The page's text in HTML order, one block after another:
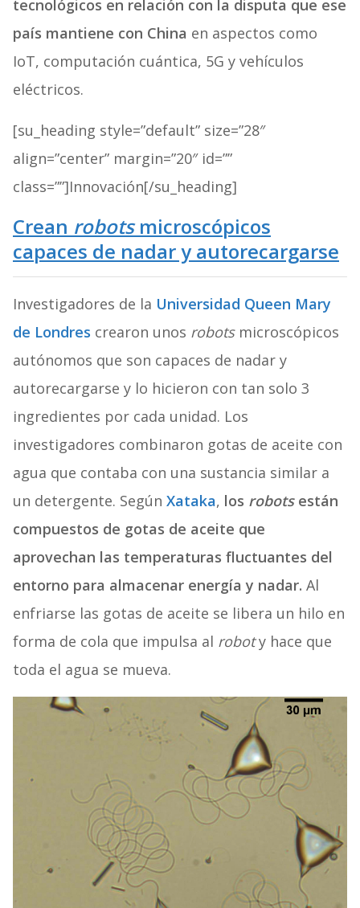
tecnológicos en relación con la disputa que ese
país mantiene con China en aspectos como
IoT, computación cuántica, 5G y vehículos
eléctricos.
[su_heading style=”default” size=”28″
align=”center” margin=”20″ id=””
class=””]Innovación[/su_heading]
Crean robotsmicroscópicos
capaces de nadar y autorecargarse
Investigadores de la Universidad Queen Mary
de Londres crearon unos robotsmicroscópicos
autónomos que son capaces de nadar y
autorecargarse y lo hicieron con tan solo 3
ingredientes por cada unidad. Los
investigadores combinaron gotas de aceite con
agua que contaba con una sustancia similar a
un detergente. Según Xataka, los robotsestán
compuestos de gotas de aceite que
aprovechan las temperaturas fluctuantes del
entorno para almacenar energía y nadar. Al
enfriarse las gotas de aceite se libera un hilo en
forma de cola que impulsa al roboty hace que
toda el agua se mueva.